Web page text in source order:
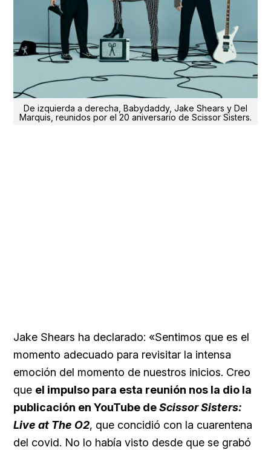
De izquierda a derecha, Babydaddy, Jake Shears y Del
Marquis, reunidos por el 20 aniversario de Scissor Sisters.
Jake Shears ha declarado: «Sentimos que es el
momento adecuado para revisitar la intensa
emoción del momento de nuestros inicios. Creo
que el impulso para esta reunión nos la dio la
publicación en YouTube deScissor Sisters:
Live at The O2, que concidió con la cuarentena
del covid. No lo había visto desde que se grabó